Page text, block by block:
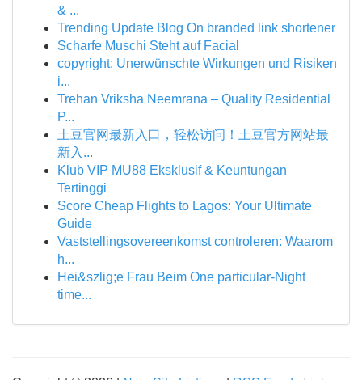
& ...
Trending Update Blog On branded link shortener
Scharfe Muschi Steht auf Facial
copyright: Unerwünschte Wirkungen und Risiken
i...
Trehan Vriksha Neemrana – Quality Residential
P...
土豆官网最新入口，轻松访问！土豆官方网站最
新入...
Klub VIP MU88 Eksklusif & Keuntungan
Tertinggi
Score Cheap Flights to Lagos: Your Ultimate
Guide
Vaststellingsovereenkomst controleren: Waarom
h...
Hei&szlig;e Frau Beim One particular-Night
time...